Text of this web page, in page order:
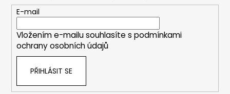
E-mail
Vložením e-mailu souhlasíte s podmínkami
ochrany osobních údajů
PŘIHLÁSIT SE